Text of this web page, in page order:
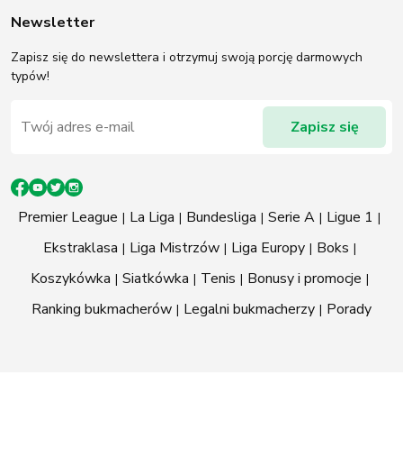
Newsletter
Zapisz się do newslettera i otrzymuj swoją porcję darmowych
typów!
Premier League La Liga Bundesliga Serie A
Ligue 1
Ekstraklasa
Liga Mistrzów Liga Europy
Boks
Koszykówka
Siatkówka Tenis
Bonusy i promocje
Ranking bukmacherów
Legalni bukmacherzy Porady